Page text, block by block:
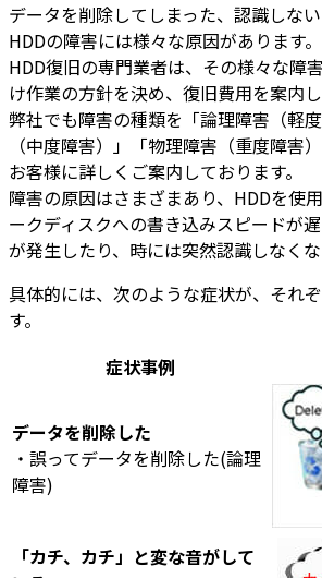
データを削除してしまった、認識しない
HDDの障害には様々な原因があります。
HDD復旧の専門業者は、その様々な障
け作業の方針を決め、復旧費用を案内し
弊社でも障害の種類を「論理障害（軽
（中度障害）」「物理障害（重度障害
お客様に詳しくご案内しております。
障害の原因はさまざまあり、HDDを使
ークディスクへの書き込みスピードが
が発生したり、時には突然認識しなくな
具体的には、次のような症状が、それ
す。
症状事例
データを削除した
・誤ってデータを削除した(論理
障害)
「カチ、カチ」と変な音がして